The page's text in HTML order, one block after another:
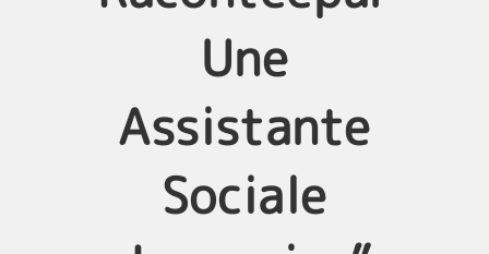
Une
Assistante
Sociale